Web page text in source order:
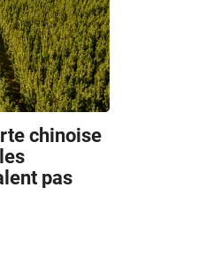
chinoise
pas